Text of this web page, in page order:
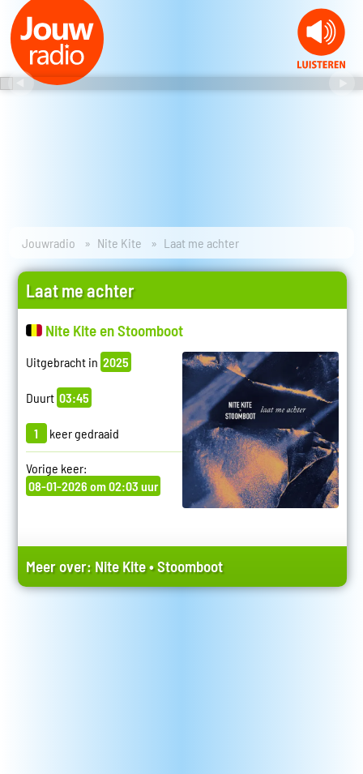
Jouwradio Nite Kite Laat me achter
Laat me achter
Nite Kite en Stoomboot
Uitgebracht in 2025
Duurt 03:45
1 keer gedraaid
Vorige keer:
08-01-2026 om 02:03 uur
Meer over: Nite Kite•Stoomboot